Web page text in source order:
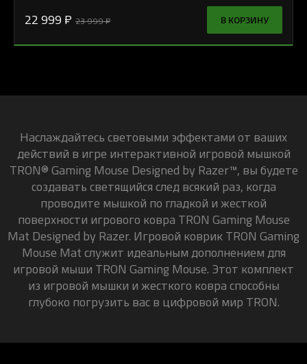
22 999 ₽ 23 999 ₽ В КОРЗИНУ
Наслаждайтесь световыми эффектами от ваших
действий в игре интерактивной игровой мышкой
TRON® Gaming Mouse Designed by Razer™, вы будете
создавать светящийся след всякий раз, когда
проводите мышкой по гладкой и жесткой
поверхности игрового ковра TRON Gaming Mouse
Mat Designed by Razer. Игровой коврик TRON Gaming
Mouse Mat служит идеальным дополнением для
игровой мыши TRON Gaming Mouse. Этот комплект
из игровой мышки и жесткого ковра способны
глубоко погрузить вас в цифровой мир TRON.